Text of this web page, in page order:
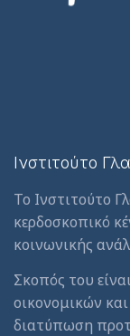
Ινστιτούτο
Το Ινστιτούτο
κερδοσκοπικό
κοινωνικής
Σκοπός του
οικονομικών
διατύπωση